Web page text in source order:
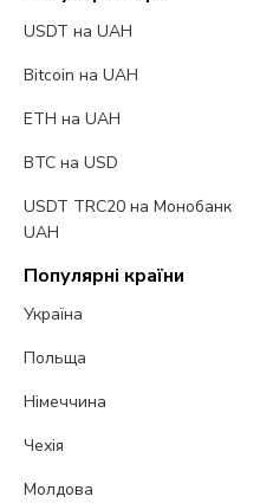
USDT на UAH
Bitcoin на UAH
ETH на UAH
BTC на USD
USDT TRC20 на Монобанк
UAH
Популярні країни
Україна
Польща
Німеччина
Чехія
Молдова